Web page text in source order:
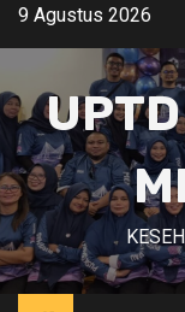
Skip9 Agustus 2026